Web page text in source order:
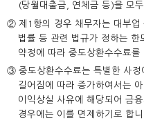
(당월대출금, 연체금 등)을 모
② 제1항의 경우 채무자는 대부업
법률 등 관련 법규가 정하는 한
약정에 따라 중도상환수수료를
③ 중도상환수수료는 특별한 사정
길어짐에 따라 증가하여서는
이익상실 사유에 해당되어 금
경우에는 이를 면제하기로 합니